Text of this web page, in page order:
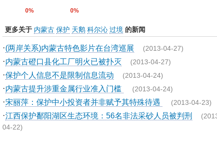
0% 0%
更多关于 内蒙古 保护 天鹅 科尔沁 过境 的新闻
·(两岸关系)内蒙古特色影片在台湾巡展 (2013-04-27)
·内蒙古磴口县化工厂明火已被扑灭 (2013-04-27)
·保护个人信息不是限制信息流动 (2013-04-24)
·内蒙古提升涉重金属行业准入门槛 (2013-04-24)
·宋丽萍：保护中小投资者并非赋予其特殊待遇 (2013-04-23)
·江西保护鄱阳湖区生态环境：56名非法采砂人员被判刑
04-22)